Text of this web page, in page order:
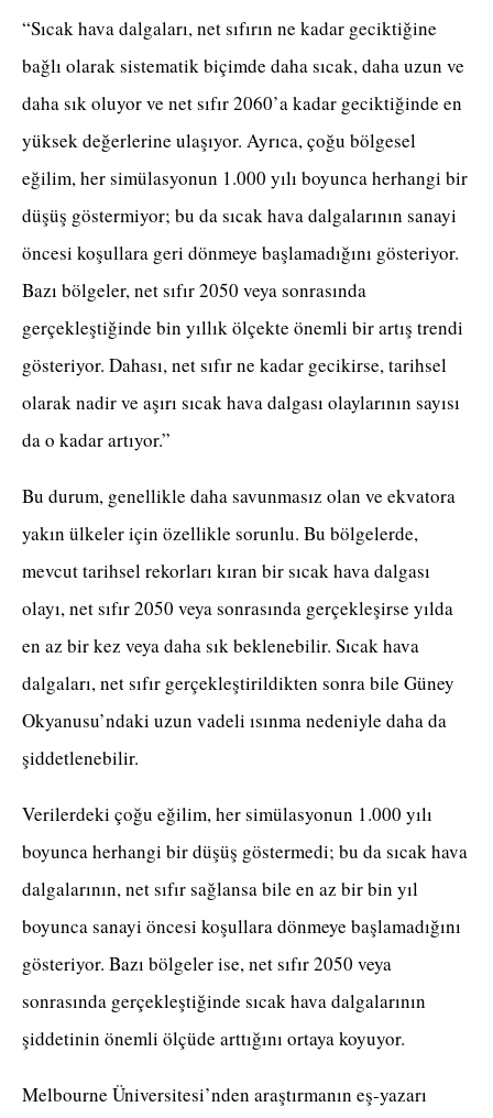
“Sıcak hava dalgaları, net sıfırın ne kadar geciktiğine
bağlı olarak sistematik biçimde daha sıcak, daha uzun ve
daha sık oluyor ve net sıfır 2060’a kadar geciktiğinde en
yüksek değerlerine ulaşıyor. Ayrıca, çoğu bölgesel
eğilim, her simülasyonun 1.000 yılı boyunca herhangi bir
düşüş göstermiyor; bu da sıcak hava dalgalarının sanayi
öncesi koşullara geri dönmeye başlamadığını gösteriyor.
Bazı bölgeler, net sıfır 2050 veya sonrasında
gerçekleştiğinde bin yıllık ölçekte önemli bir artış trendi
gösteriyor. Dahası, net sıfır ne kadar gecikirse, tarihsel
olarak nadir ve aşırı sıcak hava dalgası olaylarının sayısı
da o kadar artıyor.”
Bu durum, genellikle daha savunmasız olan ve ekvatora
yakın ülkeler için özellikle sorunlu. Bu bölgelerde,
mevcut tarihsel rekorları kıran bir sıcak hava dalgası
olayı, net sıfır 2050 veya sonrasında gerçekleşirse yılda
en az bir kez veya daha sık beklenebilir. Sıcak hava
dalgaları, net sıfır gerçekleştirildikten sonra bile Güney
Okyanusu’ndaki uzun vadeli ısınma nedeniyle daha da
şiddetlenebilir.
Verilerdeki çoğu eğilim, her simülasyonun 1.000 yılı
boyunca herhangi bir düşüş göstermedi; bu da sıcak hava
dalgalarının, net sıfır sağlansa bile en az bir bin yıl
boyunca sanayi öncesi koşullara dönmeye başlamadığını
gösteriyor. Bazı bölgeler ise, net sıfır 2050 veya
sonrasında gerçekleştiğinde sıcak hava dalgalarının
şiddetinin önemli ölçüde arttığını ortaya koyuyor.
Melbourne Üniversitesi’nden araştırmanın eş-yazarı